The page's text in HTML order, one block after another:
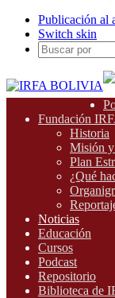
Publicación al
Switch skin
Fundación
Historia
Misión
Plan
¿Qué
Noticias
Educación
Cursos
Podcast
Repositorio
Biblioteca de